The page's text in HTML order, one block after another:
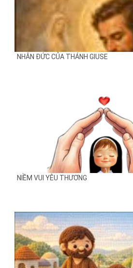
NHÂN ĐỨC CỦA THÁNH GIUSE
NIỀM VUI YÊU THƯƠNG